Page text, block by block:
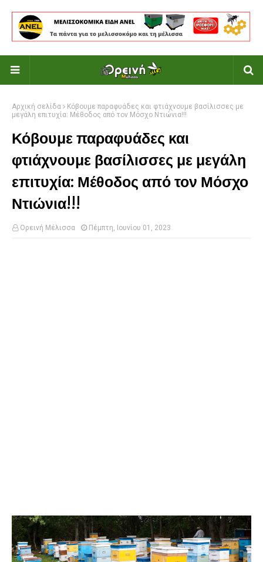
Αρχική σελίδα
Κόβουμε παραφυάδες και φτιάχνουμε βασίλισσες με
μεγάλη επιτυχία: Μέθοδος από τον Μόσχο Ντιώνια!!!
Κόβουμε παραφυάδες και
φτιάχνουμε βασίλισσες με μεγάλη
επιτυχία: Μέθοδος από τον Μόσχο
Ντιώνια!!!
Ορεινή Μέλισσα Πέμπτη, Ιουνίου 01, 2023